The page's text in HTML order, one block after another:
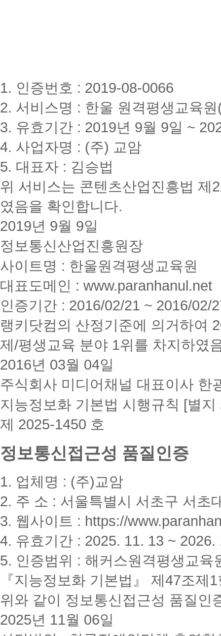
1. 인증번호 : 2019-08-0066
2. 서비스명 : 한울 원격평생교육
3. 유효기간 : 2019년 9월 9일 ~
4. 사업자명 : (주) 교암
5. 대표자 : 김승법
위 서비스는 콘텐츠산업진흥법 제
였음을 확인합니다.
2019년 9월 9일
정보통신산업진흥원장
사이트명 : 한울원격평생교육원
대표도메인 : www.paranhanul.net
인증기간 : 2016/02/21 ~ 2016/02/
랭키닷컴의 산정기준에 의거하여
제/평생교육 분야 1위를 차지하였
2016년 03월 04일
주식회사 미디어채널 대표이사 한
지능정보화 기본법 시행규칙 [별지
제 2025-1450 호
정보통신접근성 품질인증
1. 업체명 : (주)교암
2. 주 소 : 서울특별시 서초구 서초
3. 웹사이트 : https://
4. 유효기간 : 2025. 11. 13 ~ 2026.
5. 인증범위 : 해커스원격평생교육
『지능정보화 기본법』 제47조
위와 같이 정보통신접근성 품질인
2025년 11월 06일